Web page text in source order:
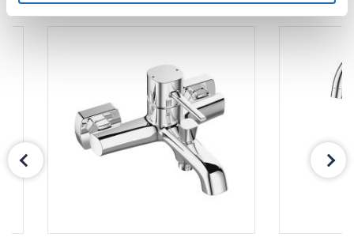
dlaczego ich przepisy, przejdź do zakładu „Informacje o